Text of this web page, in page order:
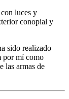
luces y
conopial y
sido realizado
por mí como
las armas de